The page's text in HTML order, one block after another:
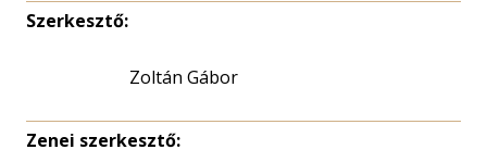
Szerkesztő:
Zoltán Gábor
Zenei szerkesztő: